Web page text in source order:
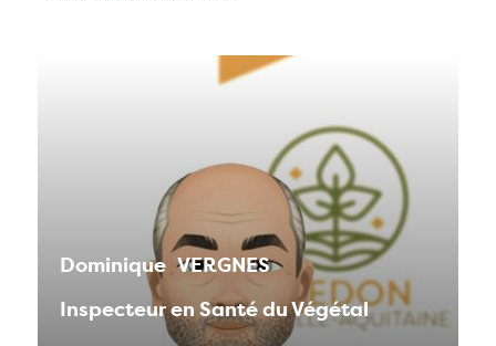
Dominique VERGNES
Inspecteur en Santé du Végétal